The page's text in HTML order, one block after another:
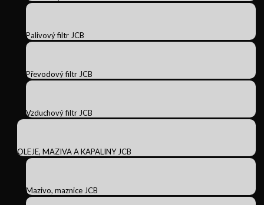
Palivový filtr JCB
Převodový filtr JCB
Vzduchový filtr JCB
OLEJE, MAZIVA A KAPALINY JCB
Mazivo, maznice JCB